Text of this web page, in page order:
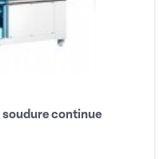
soudure continue